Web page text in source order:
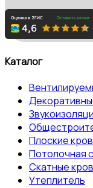
Каталог
Плоские
Потолочная
Скатные
Утеплитель